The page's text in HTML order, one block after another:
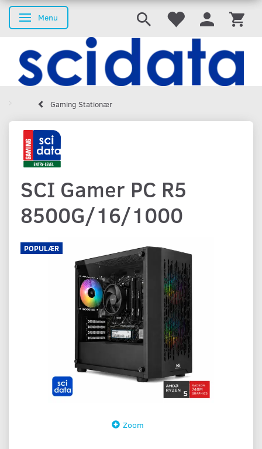
Skifte navigation
Menu
Gaming Stationær
SCI Gamer PC R5
8500G/16/1000
POPULÆR
Zoom